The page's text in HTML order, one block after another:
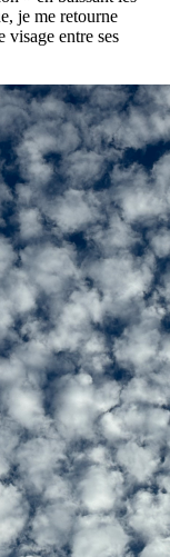
je me retourne
visage entre ses